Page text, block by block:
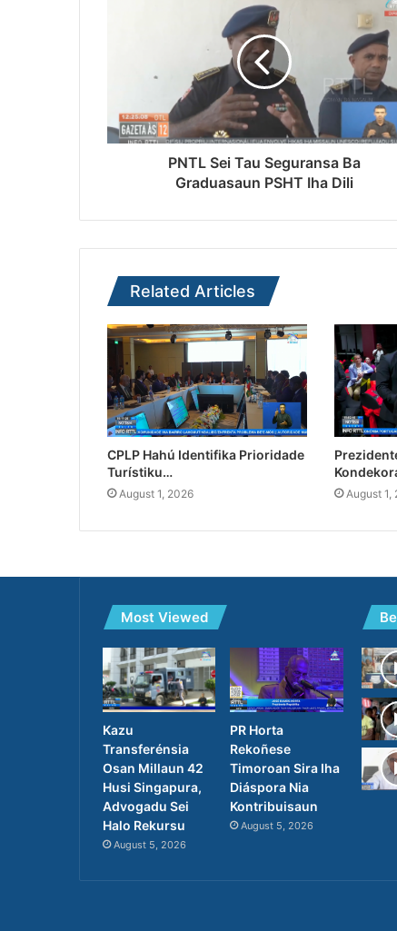
PNTL Sei Tau Seguransa Ba
Graduasaun PSHT Iha Dili
Related Articles
CPLP Hahú Identifika Prioridade
Turístiku…
August 1, 2026 August 1,
Most Viewed
Kazu
Transferénsia
Osan Millaun 42
Husi Singapura,
Advogadu Sei
Halo Rekursu
August 5, 2026
PR Horta
Rekoñese
Timoroan Sira Iha
Diáspora Nia
Kontribuisaun
August 5, 2026